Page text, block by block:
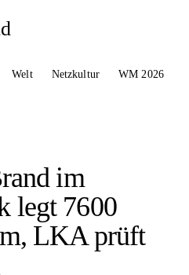
Welt Netzkultur WM 2026
im
legt 7600
LKA prüft